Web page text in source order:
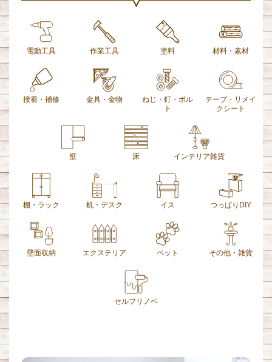
電動工具 作業工具 塗料 材料・素材
接着・補修 金具・金物
ねじ・釘・ボル
ト
テープ・リメイ
クシート
壁 床 インテリア雑貨
棚・ラック 机・デスク イス つっぱりDIY
壁面収納 エクステリア ペット その他・雑貨
セルフリノベ